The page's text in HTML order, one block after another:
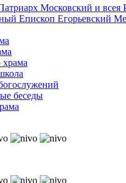
Московский и всея
Епископ Егорьевский
храма
беседы